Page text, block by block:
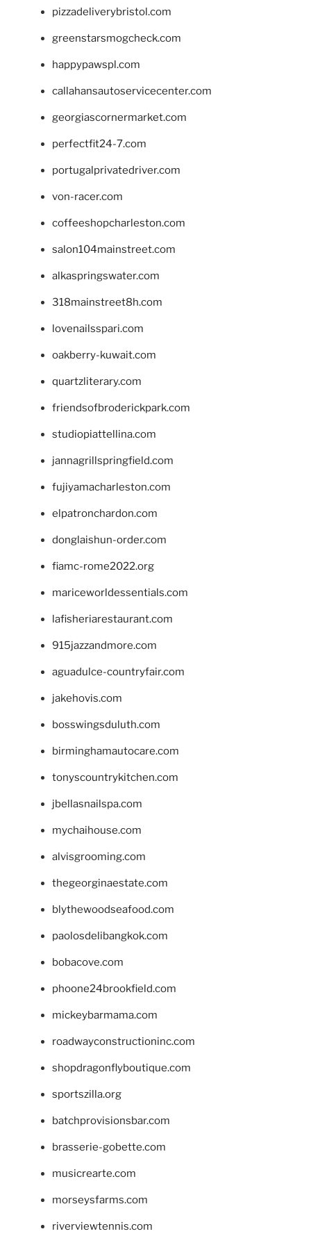
pizzadeliverybristol.com
greenstarsmogcheck.com
happypawspl.com
callahansautoservicecenter.com
georgiascornermarket.com
perfectfit24-7.com
portugalprivatedriver.com
von-racer.com
coffeeshopcharleston.com
salon104mainstreet.com
alkaspringswater.com
318mainstreet8h.com
lovenailsspari.com
oakberry-kuwait.com
quartzliterary.com
friendsofbroderickpark.com
studiopiattellina.com
jannagrillspringfield.com
fujiyamacharleston.com
elpatronchardon.com
donglaishun-order.com
fiamc-rome2022.org
mariceworldessentials.com
lafisheriarestaurant.com
915jazzandmore.com
aguadulce-countryfair.com
jakehovis.com
bosswingsduluth.com
birminghamautocare.com
tonyscountrykitchen.com
jbellasnailspa.com
mychaihouse.com
alvisgrooming.com
thegeorginaestate.com
blythewoodseafood.com
paolosdelibangkok.com
bobacove.com
phoone24brookfield.com
mickeybarmama.com
roadwayconstructioninc.com
shopdragonflyboutique.com
sportszilla.org
batchprovisionsbar.com
brasserie-gobette.com
musicrearte.com
morseysfarms.com
riverviewtennis.com